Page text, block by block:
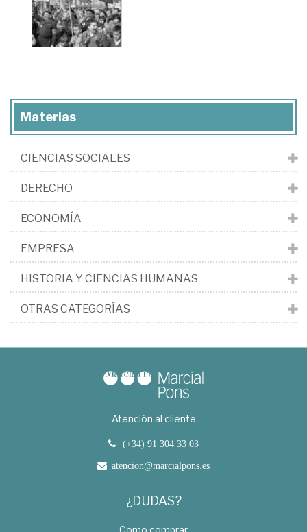
Materias
CIENCIAS SOCIALES
DERECHO
ECONOMÍA
EMPRESA
HISTORIA Y CIENCIAS HUMANAS
OTRAS CATEGORÍAS
Atención al cliente
(+34) 91 304 33 03
atencion@marcialpons.es
¿DUDAS?